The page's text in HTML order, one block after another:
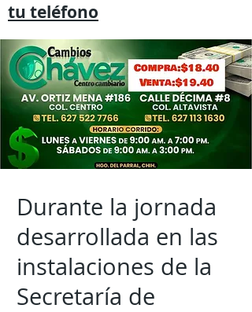
tu teléfono
Durante la jornada
desarrollada en las
instalaciones de la
Secretaría de